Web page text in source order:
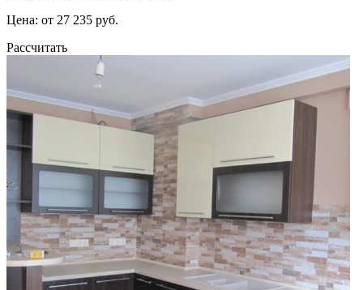
Цена: от 27 235 руб.
Рассчитать